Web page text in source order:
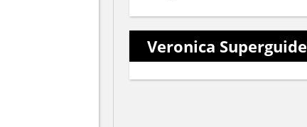
Veronica Superguide